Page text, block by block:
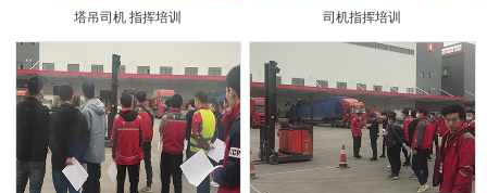
塔吊司机 指挥培训 司机指挥培训